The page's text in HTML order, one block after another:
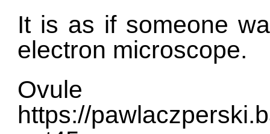
It is as if someone
electron microscope.
https://